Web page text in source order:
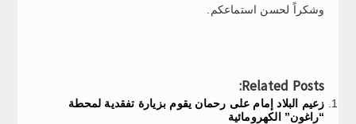
وشكراً لحسن استماعكم.
Related Posts:
زعيم البلاد إمام على رحمان يقوم بزيارة تفقدية لمحطة
“راغون” الكهرومائية